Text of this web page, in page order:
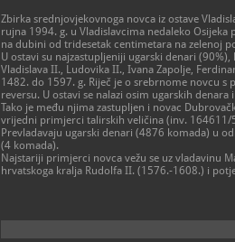
Zbirka srednjovjekovnoga novca iz ostave
rujna 1994. g. u Vladislavcima nedaleko
na dubini od tridesetak centimetara na zelenoj
U ostavi su najzastupljeniji ugarski denari
Vladislava II., Ludovika II., Ivana Zapolje,
1482. do 1597. g. Riječ je o srebrnome novcu s
reversu. U ostavi se nalazi osim ugarskih
Tako je među njima zastupljen i novac
vrijedni primjerci talirskih veličina (inv. 164611/
Prevladavaju ugarski denari (4876 komada) u
(4 komada).
Najstariji primjerci novca vežu se uz vladavinu
hrvatskoga kralja Rudolfa II. (1576.-1608.) i